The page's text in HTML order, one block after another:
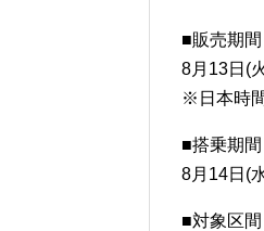
■販売期間
8月13日(
※日本時
■搭乗期間
8月14日(
■対象区